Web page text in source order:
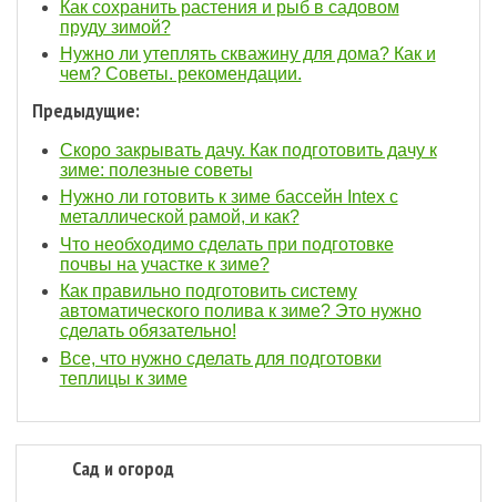
Как сохранить растения и рыб в садовом
пруду зимой?
Нужно ли утеплять скважину для дома? Как и
чем? Советы. рекомендации.
Предыдущие:
Скоро закрывать дачу. Как подготовить дачу к
зиме: полезные советы
Нужно ли готовить к зиме бассейн Intex с
металлической рамой, и как?
Что необходимо сделать при подготовке
почвы на участке к зиме?
Как правильно подготовить систему
автоматического полива к зиме? Это нужно
сделать обязательно!
Все, что нужно сделать для подготовки
теплицы к зиме
Сад и огород